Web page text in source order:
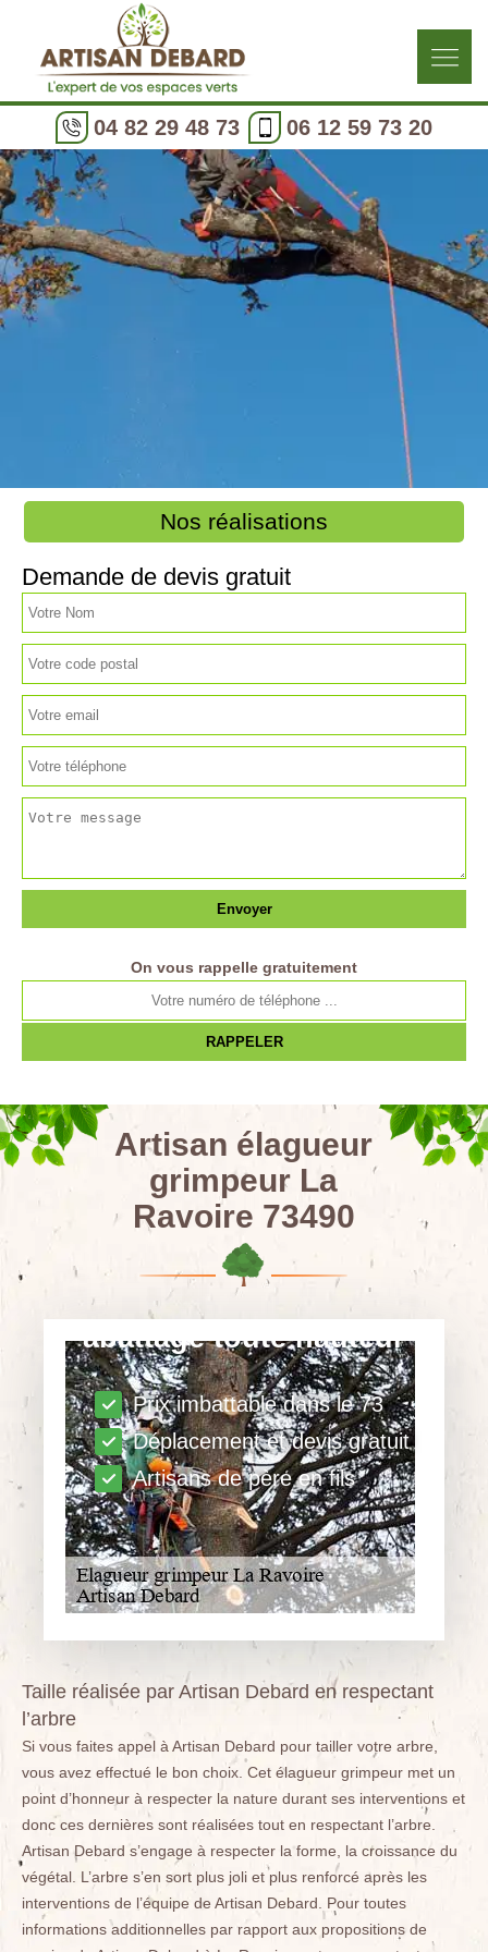
04 82 29 48 73 06 12 59 73 20
abattage toute hauteur
Prix imbattable dans le 73
Déplacement et devis gratuit
Artisans de père en fils
Nos réalisations
Demande de devis gratuit
On vous rappelle gratuitement
Artisan élagueur
grimpeur La
Ravoire 73490
Taille réalisée par Artisan Debard en respectant
l’arbre
Si vous faites appel à Artisan Debard pour tailler votre arbre,
vous avez effectué le bon choix. Cet élagueur grimpeur met un
point d’honneur à respecter la nature durant ses interventions et
donc ces dernières sont réalisées tout en respectant l’arbre.
Artisan Debard s’engage à respecter la forme, la croissance du
végétal. L’arbre s’en sort plus joli et plus renforcé après les
interventions de l’équipe de Artisan Debard. Pour toutes
informations additionnelles par rapport aux propositions de